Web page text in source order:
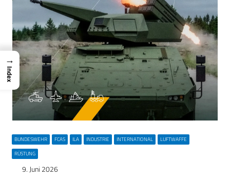
BUNDESWEHR FCAS ILA INDUSTRIE INTERNATIONAL
LUFTWAFFE
RÜSTUNG
9. Juni 2026
→
Index